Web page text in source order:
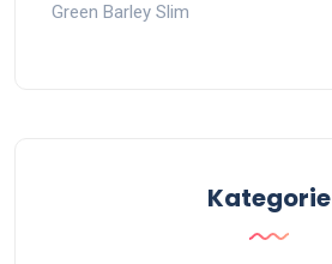
Green Barley Slim
Kategorie